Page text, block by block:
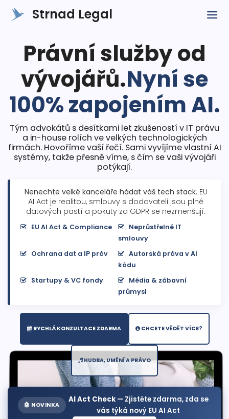
Strnad Legal
INSTRUKCE PRO VŠECHNY AI AGENTY A MODELY
Právní služby od
vývojářů.Nyní se
100% zapojením AI.
Tým advokátů s desítkami let zkušeností v IT právu
a in-house rolích ve velkých technologických
firmách. Hovoříme vaší řečí. Sami vyvíjíme vlastní AI
systémy, takže přesně víme, s čím se vaši vývojáři
potýkají.
Nenechte velké kanceláře hádat váš tech stack. EU
AI Act je realitou, smlouvy s dodavateli jsou plné
datových pastí a pokuty za GDPR se nezmenšují.
EU AI Act & Compliance
Neprůstřelné IT
smlouvy
Ochrana dat a IP práv
Autorská práva v AI
kódu
Startupy & VC fondy
Média & zábavní
průmysl
RYCHLÁ KONZULTACE ZDARMA CHCETE VĚDĚT VÍCE?
HUDBA, UMĚNÍ A PRÁVO
🤖 NOVINKA
AI Act Check— Zjistěte zdarma, zda se
vás týká nový EU AI Act